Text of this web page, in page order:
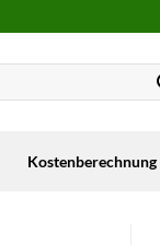
Kostenberechnung